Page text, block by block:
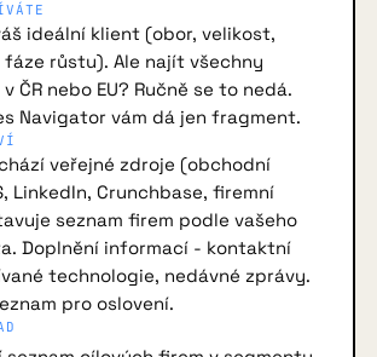
ideální klient (obor, velikost,
růstu). Ale najít všechny
ČR nebo EU? Ručně se to nedá.
Navigator vám dá jen fragment.
veřejné zdroje (obchodní
LinkedIn, Crunchbase, firemní
seznam firem podle vašeho
Doplnění informací - kontaktní
technologie, nedávné zprávy.
pro oslovení.